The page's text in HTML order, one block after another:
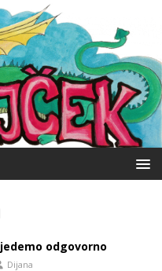
odgovorno
Dijana